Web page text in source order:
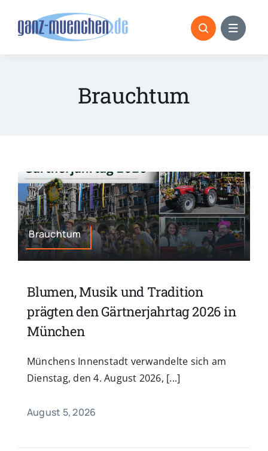
Brauchtum
Brauchtum
Blumen, Musik und Tradition
prägten den Gärtnerjahrtag 2026 in
München
Münchens Innenstadt verwandelte sich am
Dienstag, den 4. August 2026, [...]
August 5, 2026